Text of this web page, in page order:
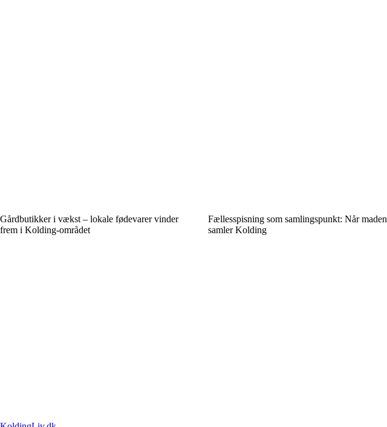
Gårdbutikker i vækst – lokale fødevarer vinder
frem i Kolding-området
Fællesspisning som samlingspunkt: Når maden
samler Kolding